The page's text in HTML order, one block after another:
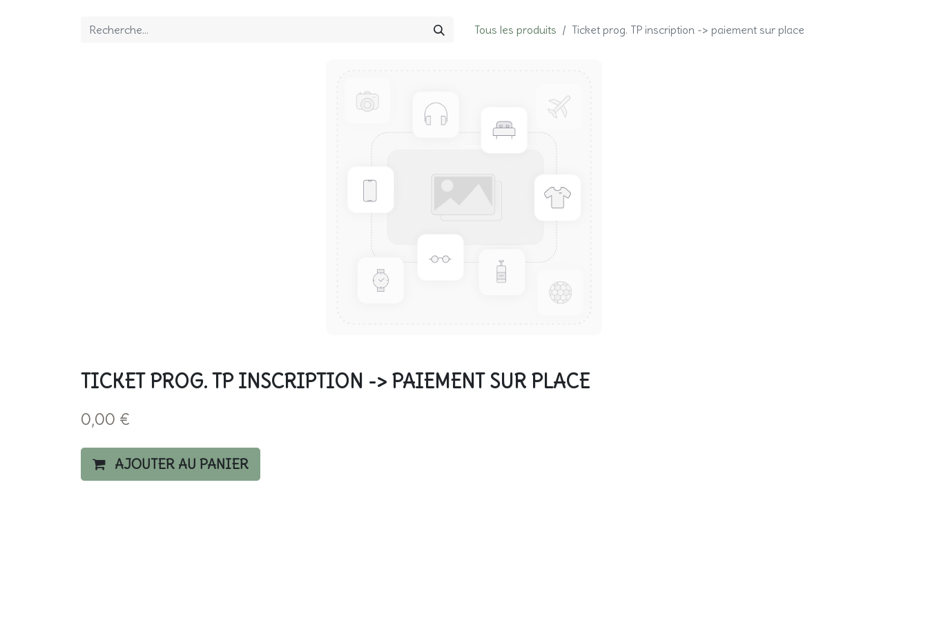
Tous les produits Ticket prog. TP inscription -> paiement sur place
TICKET PROG. TP INSCRIPTION -> PAIEMENT SUR PLACE
0,00 €
AJOUTER AU PANIER